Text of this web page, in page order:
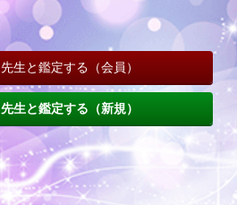
先生と鑑定する（会員）
先生と鑑定する（新規）